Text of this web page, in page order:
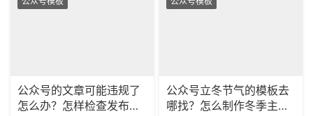
公众号的文章可能违规了
怎么办？怎样检查发布的
公众号立冬节气的模板去
哪找？怎么制作冬季主题